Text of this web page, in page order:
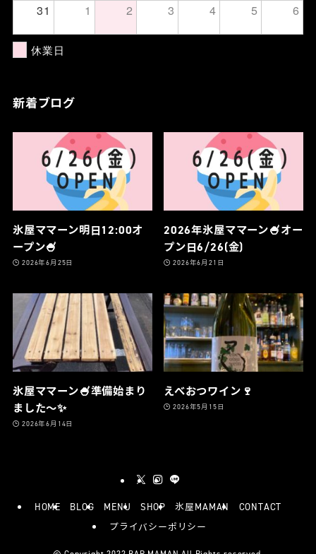
31
1 2 3 4 5 6
休業日
新着ブログ
氷屋ママーン明日12:00オ
ープン🍧
2026年6月25日
2026年氷屋ママーン🍧オー
プン日6/26(金)
2026年6月21日
氷屋ママーン🍧準備始まり
ました〜✨
2026年6月14日
えべおつワイン🍷
2026年5月15日
HOME BLOG MENU SHOP 氷屋MAMAN
CONTACT
プライバシーポリシー